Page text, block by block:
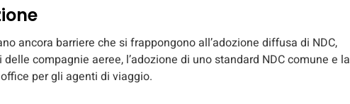
ancora barriere che si frappongono all’adozione diffusa di NDC,
compagnie aeree, l’adozione di uno standard NDC comune e la
per gli agenti di viaggio.